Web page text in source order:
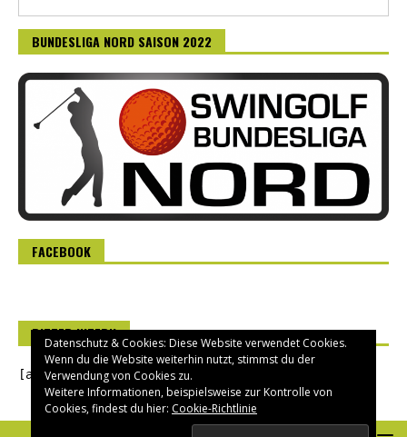
BUNDESLIGA NORD SAISON 2022
FACEBOOK
RITTER INTERN
[asverein_login]
Datenschutz & Cookies: Diese Website verwendet Cookies.
Wenn du die Website weiterhin nutzt, stimmst du der
Verwendung von Cookies zu.
Weitere Informationen, beispielsweise zur Kontrolle von
Cookies, findest du hier: Cookie-Richtlinie